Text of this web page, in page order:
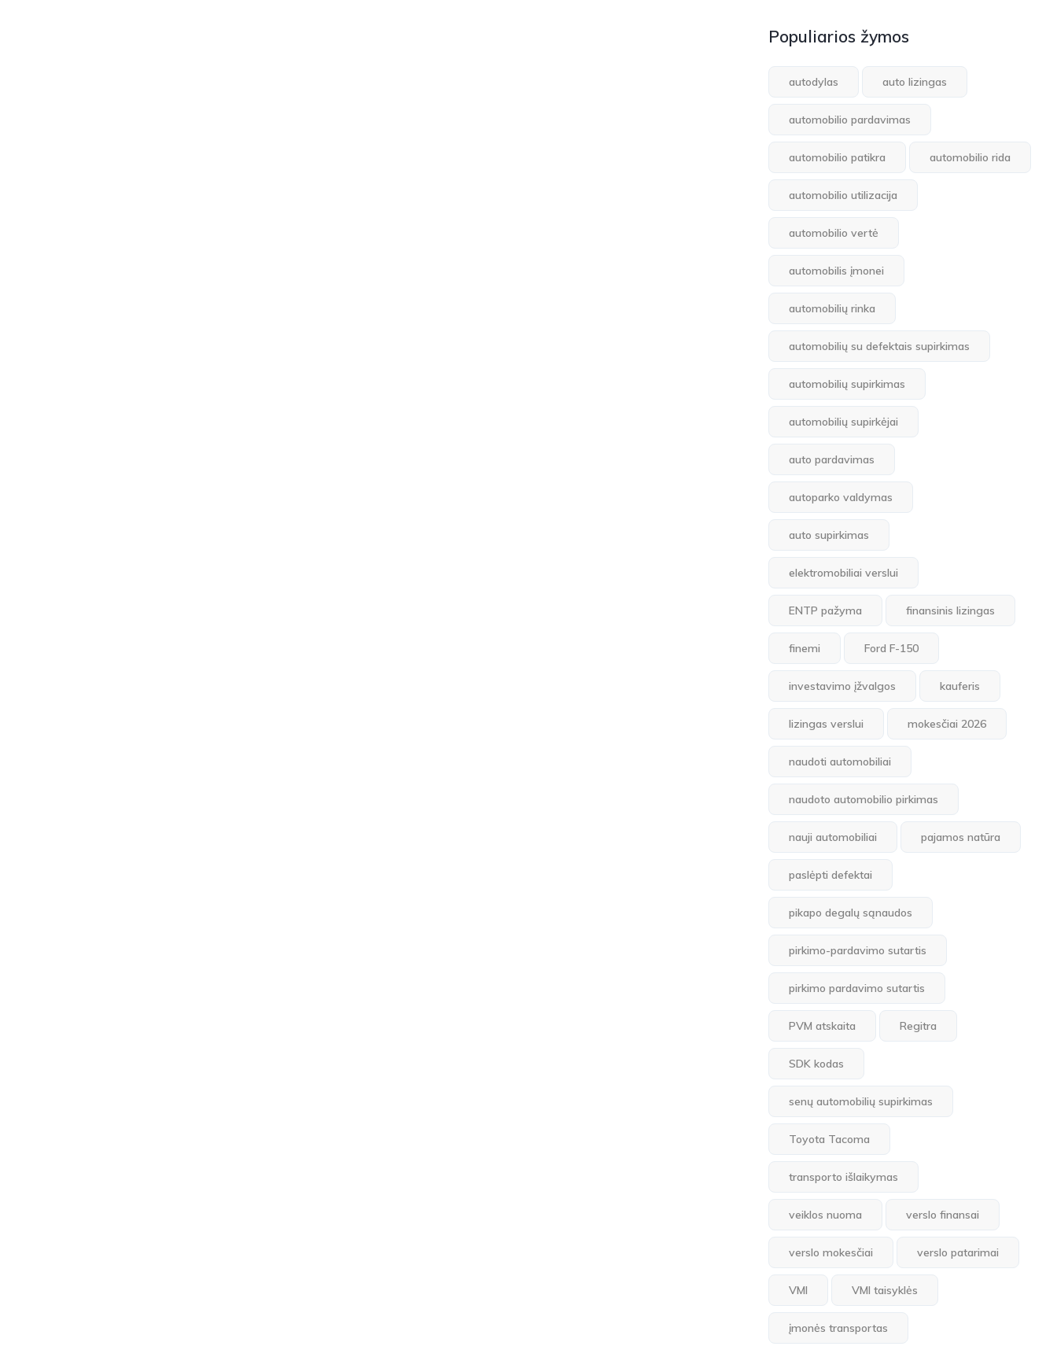
Populiarios žymos
autodylas auto lizingas
automobilio pardavimas
automobilio patikra automobilio rida
automobilio utilizacija
automobilio vertė
automobilis įmonei
automobilių rinka
automobilių su defektais supirkimas
automobilių supirkimas
automobilių supirkėjai
auto pardavimas
autoparko valdymas
auto supirkimas
elektromobiliai verslui
ENTP pažyma finansinis lizingas
finemi Ford F-150
investavimo įžvalgos kauferis
lizingas verslui mokesčiai 2026
naudoti automobiliai
naudoto automobilio pirkimas
nauji automobiliai pajamos natūra
paslėpti defektai
pikapo degalų sąnaudos
pirkimo-pardavimo sutartis
pirkimo pardavimo sutartis
PVM atskaita Regitra
SDK kodas
senų automobilių supirkimas
Toyota Tacoma
transporto išlaikymas
veiklos nuoma verslo finansai
verslo mokesčiai verslo patarimai
VMI VMI taisyklės
įmonės transportas